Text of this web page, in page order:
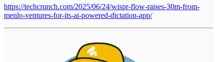
https://techcrunch.com/2025/06/24/wispr-flow-raises-30m-from-
menlo-ventures-for-its-ai-powered-dictation-app/